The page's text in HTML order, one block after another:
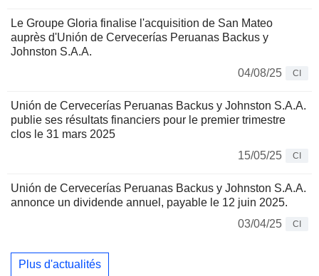
Le Groupe Gloria finalise l'acquisition de San Mateo
auprès d'Unión de Cervecerías Peruanas Backus y
Johnston S.A.A.
04/08/25
CI
Unión de Cervecerías Peruanas Backus y Johnston S.A.A.
publie ses résultats financiers pour le premier trimestre
clos le 31 mars 2025
15/05/25
CI
Unión de Cervecerías Peruanas Backus y Johnston S.A.A.
annonce un dividende annuel, payable le 12 juin 2025.
03/04/25
CI
Plus d'actualités